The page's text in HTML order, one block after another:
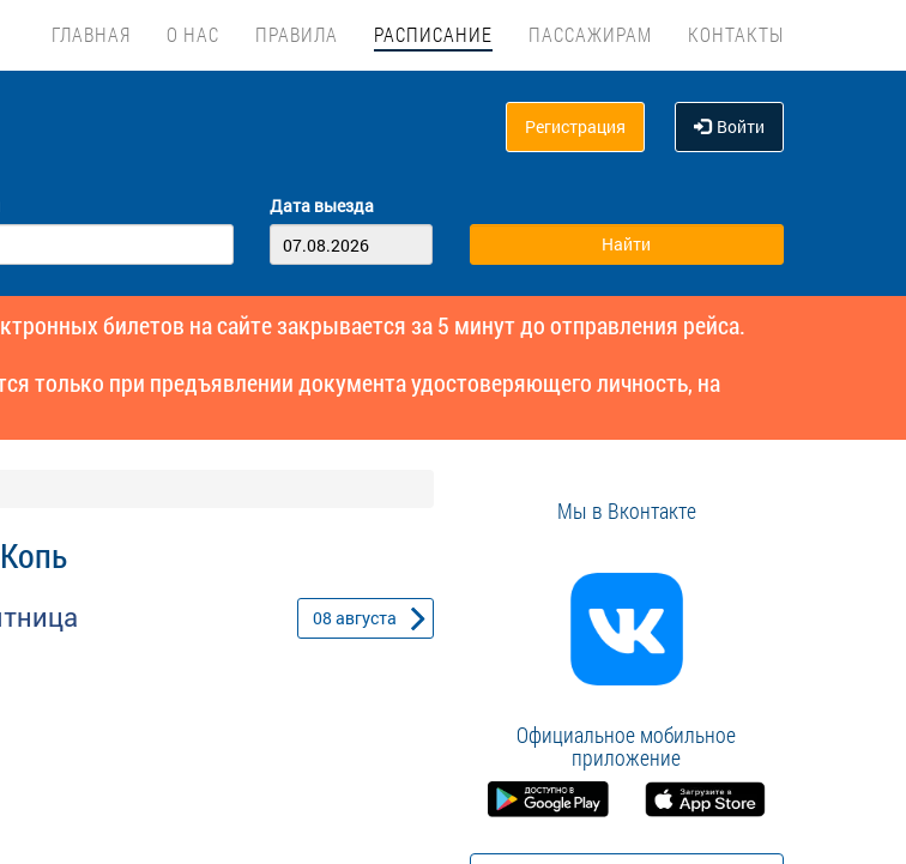
ГЛАВНАЯ О НАС ПРАВИЛА РАСПИСАНИЕ ПАССАЖИРАМ КОНТАКТЫ
Регистрация Войти
Дата выезда
билетов на сайте закрывается за 5 минут до отправления рейса.
только при предъявлении документа удостоверяющего личность, на
08 августа
Мы в Вконтакте
Официальное мобильное
приложение